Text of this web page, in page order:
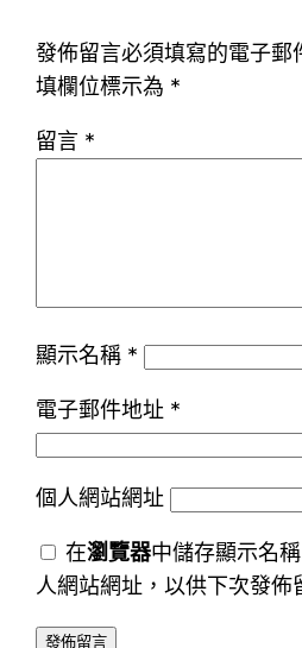
發佈留言必須填寫的電子郵
填欄位標示為 *
留言 *
顯示名稱 *
電子郵件地址 *
個人網站網址
在瀏覽器中儲存顯示名
人網站網址，以供下次發佈